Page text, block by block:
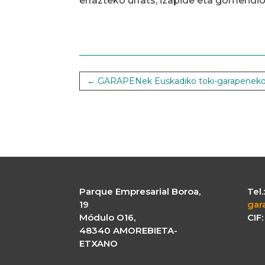
← GARAPENek Euskadiko toki-
Parque Empresarial Boroa,
19
Módulo O16,
48340 AMOREBIETA-
ETXANO